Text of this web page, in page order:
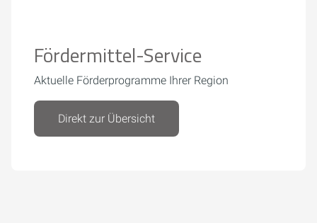
Fördermittel-Service
Aktuelle Förderprogramme Ihrer Region
Direkt zur Übersicht